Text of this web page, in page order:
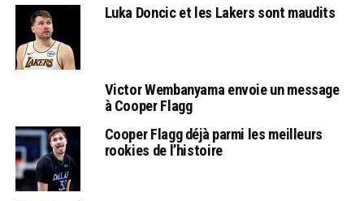
Luka Doncic et les Lakers sont maudits
Victor Wembanyama envoie un message
à Cooper Flagg
Cooper Flagg déjà parmi les meilleurs
rookies de l’histoire